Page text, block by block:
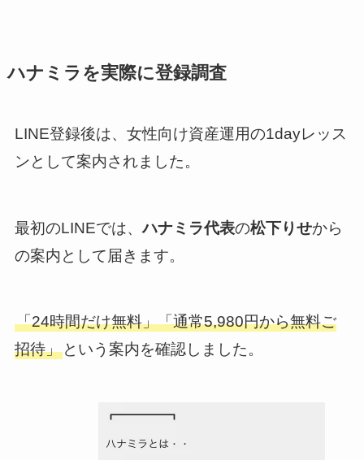
ハナミラを実際に登録調査
LINE登録後は、女性向け資産運用の1dayレッス
ンとして案内されました。
最初のLINEでは、ハナミラ代表の松下りせから
の案内として届きます。
「24時間だけ無料」「通常5,980円から無料ご
招待」という案内を確認しました。